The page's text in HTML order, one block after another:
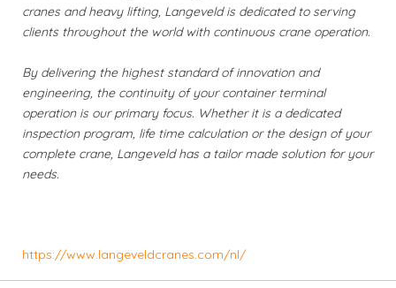
cranes and heavy lifting, Langeveld is dedicated to serving
clients throughout the world with continuous crane operation.
By delivering the highest standard of innovation and
engineering, the continuity of your container terminal
operation is our primary focus. Whether it is a dedicated
inspection program, life time calculation or the design of your
complete crane, Langeveld has a tailor made solution for your
needs.
https://www.langeveldcranes.com/nl/